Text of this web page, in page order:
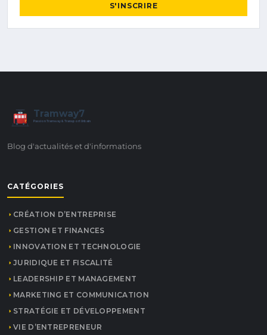
S'INSCRIRE
7
Tramway7
Passion Tramway & Transport Urbain
Blog d'actualités et d'informations
CATÉGORIES
CRÉATION D’ENTREPRISE
GESTION ET FINANCES
INNOVATION ET TECHNOLOGIE
JURIDIQUE ET FISCALITÉ
LEADERSHIP ET MANAGEMENT
MARKETING ET COMMUNICATION
STRATÉGIE ET DÉVELOPPEMENT
VIE D’ENTREPRENEUR